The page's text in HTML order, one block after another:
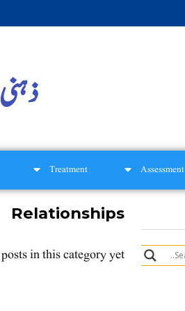
Assessment
Treatment
Relationships
in this category yet